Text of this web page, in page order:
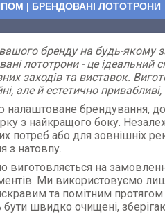
| БРЕНДОВАНІ ЛОТОТРОНИ
вашого бренду на будь-якому
лототрони - це ідеальний
заходів та виставок.
але й естетично
налаштоване брендування,
з найкращого боку.
потреб або для зовнішніх
з натовпу.
виготовляється на
Ми використовуємо
та помітним протягом
швидко очищені,